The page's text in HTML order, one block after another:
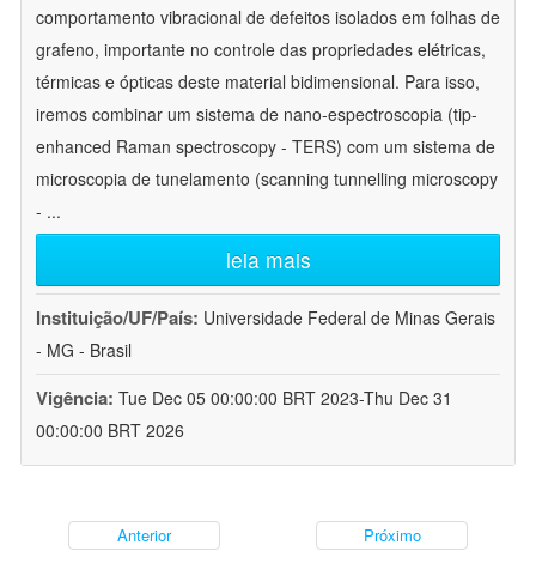
comportamento vibracional de defeitos isolados em folhas de
grafeno, importante no controle das propriedades elétricas,
térmicas e ópticas deste material bidimensional. Para isso,
iremos combinar um sistema de nano-espectroscopia (tip-
enhanced Raman spectroscopy - TERS) com um sistema de
microscopia de tunelamento (scanning tunnelling microscopy
- ...
leia mais
Instituição/UF/País: Universidade Federal de Minas Gerais
- MG - Brasil
Vigência: Tue Dec 05 00:00:00 BRT 2023-Thu Dec 31
00:00:00 BRT 2026
Anterior Próximo